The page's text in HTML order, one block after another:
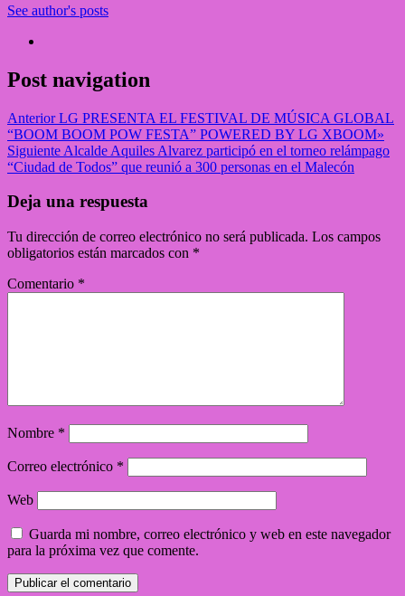
See author's posts
Post navigation
AnteriorLG PRESENTA EL FESTIVAL DE MÚSICA GLOBAL
“BOOM BOOM POW FESTA” POWERED BY LG XBOOM»
Siguiente Alcalde Aquiles Alvarez participó en el torneo relámpago
“Ciudad de Todos” que reunió a 300 personas en el Malecón
Deja una respuesta
Tu dirección de correo electrónico no será publicada. Los campos
obligatorios están marcados con *
Comentario *
Nombre *
Correo electrónico *
Web
Guarda mi nombre, correo electrónico y web en este navegador
para la próxima vez que comente.